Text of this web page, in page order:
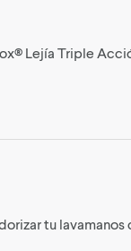
Lejía Triple
tu